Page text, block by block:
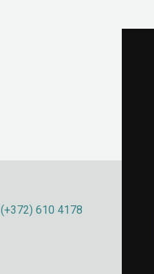
(+372) 610 4178